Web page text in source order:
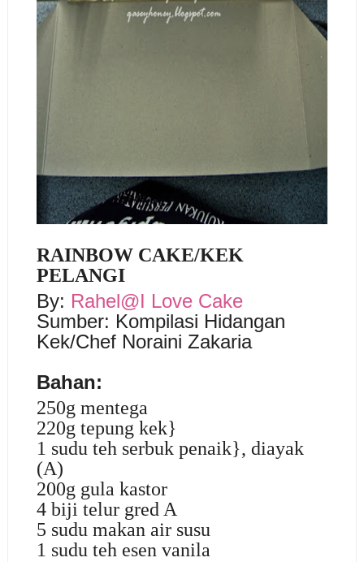
RAINBOW CAKE/KEK
PELANGI
By: Rahel@I Love Cake
Sumber: Kompilasi Hidangan
Kek/Chef Noraini Zakaria
Bahan:
250g mentega
220g tepung kek}
1 sudu teh serbuk penaik}, diayak
(A)
200g gula kastor
4 biji telur gred A
5 sudu makan air susu
1 sudu teh esen vanila